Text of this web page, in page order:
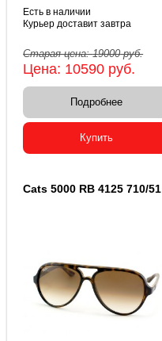
Есть в наличии
Курьер доставит завтра
Старая цена:19000руб.
Цена: 10590 руб.
Подробнее
Купить
Cats 5000 RB 4125 710/51